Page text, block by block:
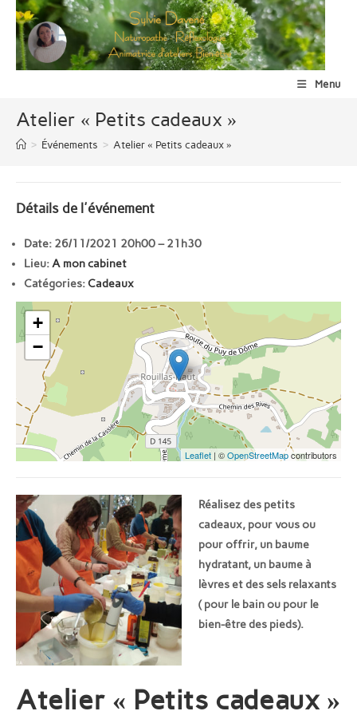
Skip
content
Menu
Atelier « Petits cadeaux »
> Événements > Atelier « Petits cadeaux »
Détails de l'événement
Date: 26/11/2021 20h00–21h30
Lieu:A mon cabinet
Catégories:Cadeaux
+
−
Leaflet | ©OpenStreetMapcontributors
Réalisez des petits
cadeaux, pour vous ou
pour offrir, un baume
hydratant, un baume à
lèvres et des sels relaxants
( pour le bain ou pour le
bien-être des pieds).
Atelier « Petits cadeaux »